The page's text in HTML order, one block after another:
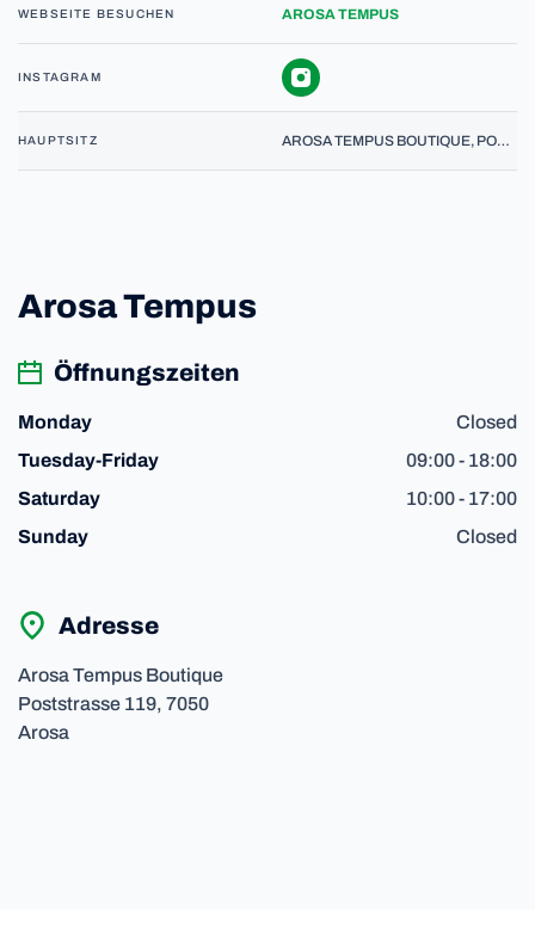
HAUPTSITZ AROSA TEMPUS BOUTIQUE, POSTSTRASSE 119, 7050 AROSA
WEBSEITE BESUCHEN AROSA TEMPUS
INSTAGRAM
Arosa Tempus
Öffnungszeiten
Monday
Closed
Tuesday-Friday
09:00 - 18:00
Saturday
10:00 - 17:00
Sunday
Closed
Adresse
Arosa Tempus Boutique
Poststrasse 119, 7050
Arosa